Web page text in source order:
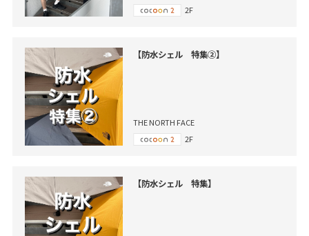
2F
【防水シェル 特集②】
THE NORTH FACE
2F
【防水シェル 特集】